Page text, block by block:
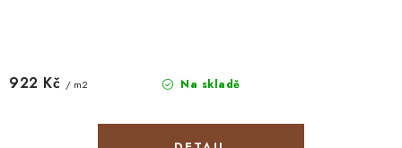
Na skladě
922 Kč / m2